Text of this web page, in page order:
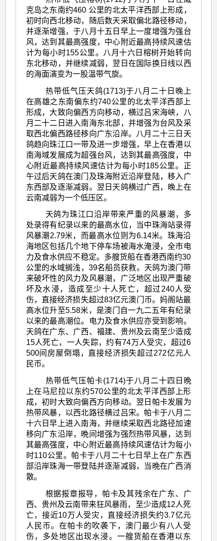
克岛之东南约460 公里的北太平洋西部上形成，
初时向西北移动，随后数天采取偏北路径移动，
并逐渐增强，于八月十五日早上一度增强为强台
风，达到其最高强度，中心附近最高持续风速估
计为每小时155公里。八月十六日榕树开始转向
东北移动，并继续减弱，翌日在国际换日线以西
的海面演变为一股温带气旋。
热带低气压天鸽(1713)于八月二十日晚上
在高雄之东南偏东约740公里的北太平洋西部上
形成，大致向偏西方向移动，横过吕宋海峡，八
月二十二日进入南海东北部，并增强为台风及采
取西北偏西路径移向广东沿岸。八月二十三日天
鸽趋向珠江口一带及进一步增强，早上在香港以
南海域发展成为超强台风，达到其最高强度，中
心附近最高持续风速估计为每小时185公里。正
午过后天鸽在澳门及珠海附近沿岸登陆，移入广
东西部及逐渐减弱。翌日天鸽横过广西，晚上在
云南减弱为一个低压区。
天鸽为珠江口沿岸带来严重的风暴潮，多
处录得有纪录以来的最高水位，当中珠海站录得
风暴潮2.79米，而最高水位则为6.14米。珠海沿
海地区包括几个地下停车场被海水淹浸，全市电
力及食水供应不稳定。多艘货船在香港西南约30
公里的水域搁浅，39名船员获救。天鸽为澳门带
来破坏性的风力及风暴潮，广泛地区出现严重破
坏及水浸，造成至少十人死亡，超过240人受
伤，直接经济损失超过83亿元澳门币。妈阁站最
高水位升至5.58米，是澳门自一九二五年有纪录
以来的最高潮位。电力及食水供应亦受到影响。
天鸽在广东、广西、福建、贵州及云南至少造成
15人死亡，一人失踪，约有74万人受灾，超过6
500间房屋倒塌，直接经济损失超过272亿元人
民币。
热带低气压帕卡(1714)于八月二十四日晩
上在马尼拉以东约570公里的北太平洋西部上形
成，初时大致向偏西方向移动。翌日帕卡发展为
热带风暴，以西北路径横过吕宋。帕卡于八月二
十六日早上进入南海，并继续采取西北路径加速
移向广东沿岸，晩间增强为强烈热带风暴，达到
其最高强度，中心附近最高持续风速估计为每小
时110公里。帕卡于八月二十七日早上在广东西
部沿岸珠海一带登陆并逐渐减弱，当晩在广西消
散。
根据报章报导，帕卡及其残余在广东、广
西、贵州及云南带来狂风暴雨，至少造成12人死
亡，接近10万人受灾，直接经济损失约3.7亿元
人民币。在帕卡的吹袭下，澳门最少有八人受
伤，多处地区出现水浸。一艘货船在香港以东